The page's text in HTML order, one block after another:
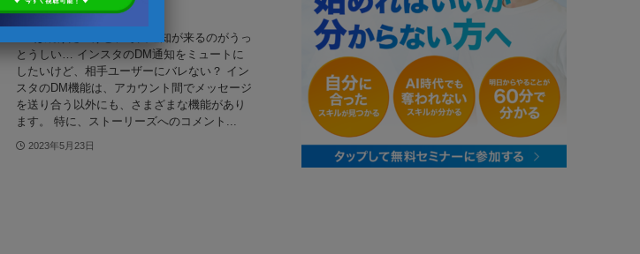
る？設定方法も解説！
DMは続けたいけど、毎回通知が来るのがうっ
とうしい… インスタのDM通知をミュートに
したいけど、相手ユーザーにバレない？ イン
スタのDM機能は、アカウント間でメッセージ
を送り合う以外にも、さまざまな機能があり
ます。 特に、ストーリーズへのコメント...
2023年5月23日